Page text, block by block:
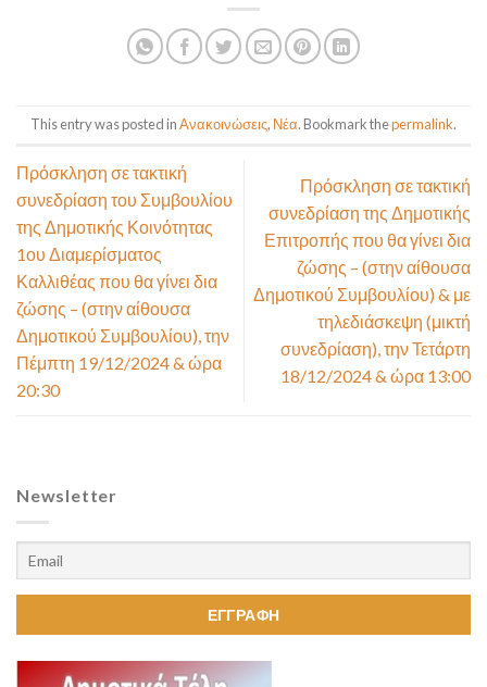
This entry was posted inΑνακοινώσεις, Νέα. Bookmark thepermalink.
Πρόσκληση σε τακτική
συνεδρίαση του Συμβουλίου
της Δημοτικής Κοινότητας
1ου Διαμερίσματος
Καλλιθέας που θα γίνει δια
ζώσης – (στην αίθουσα
Δημοτικού Συμβουλίου), την
Πέμπτη 19/12/2024 & ώρα
20:30
Πρόσκληση σε τακτική
συνεδρίαση της Δημοτικής
Επιτροπής που θα γίνει δια
ζώσης – (στην αίθουσα
Δημοτικού Συμβουλίου) & με
τηλεδιάσκεψη (μικτή
συνεδρίαση), την Τετάρτη
18/12/2024 & ώρα 13:00
Newsletter